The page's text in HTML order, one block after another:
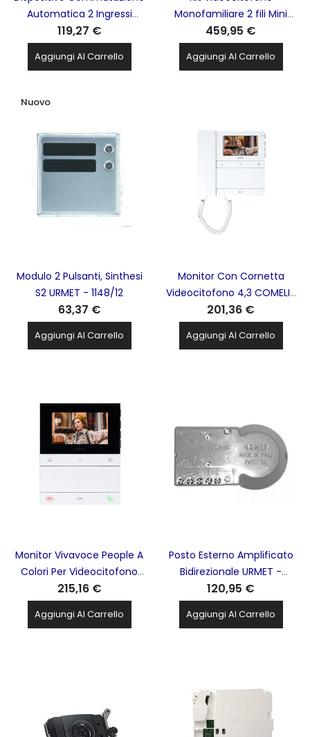
Automatica 2 Ingressi
URMET - 788/51
119,27 €
Aggiungi Al Carrello
Monofamiliare 2 fili Mini
People COMELIT -
COEPL8461M
459,95 €
Aggiungi Al Carrello
Nuovo
Modulo 2 Pulsanti, Sinthesi
S2 URMET - 1148/12
63,37 €
Aggiungi Al Carrello
Monitor Con Cornetta
Videocitofono 4,3 COMELIT
- COEPL6701
201,36 €
Aggiungi Al Carrello
Monitor Vivavoce People A
Colori Per Videocitofono
4.3 COMELIT - COEPL6721
215,16 €
Aggiungi Al Carrello
Posto Esterno Amplificato
Bidirezionale URMET -
824/500
120,95 €
Aggiungi Al Carrello